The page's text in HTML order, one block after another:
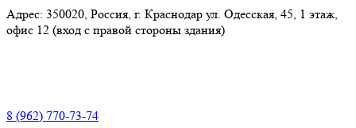
Адрес: 350020, Россия, г. Краснодар ул. Одесская, 45, 1 этаж,
офис 12 (вход с правой стороны здания)
8 (962) 770-73-74